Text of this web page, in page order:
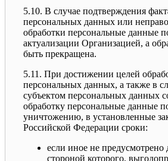
5.10. В случае подтверждения
персональных данных или
обработки персональные данные
актуализации Организацией, а
быть прекращена.
5.11. При достижении целей
персональных данных, а также в
субъектом персональных данных
обработку персональные данные
уничтожению, в установленные
Российской Федерации сроки:
если иное не предусмотрено
стороной которого,